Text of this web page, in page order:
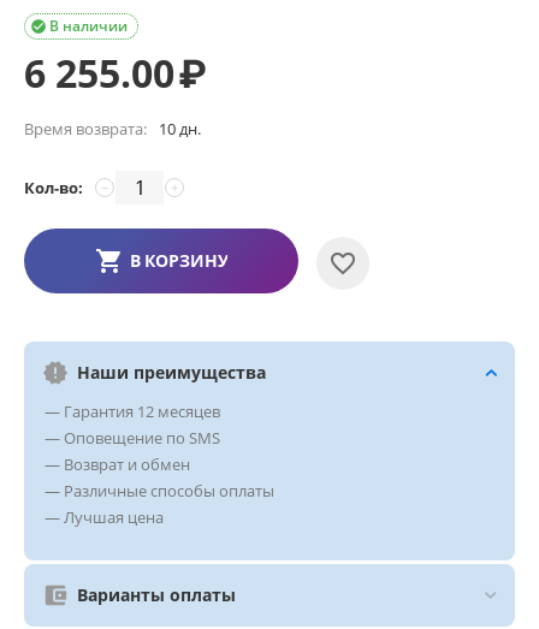
В наличии

6 255.00₽
Время возврата: 10 дн.
Кол-во: +
−
В КОРЗИНУ
Наши преимущества
— Гарантия 12 месяцев
— Оповещение по SMS
— Возврат и обмен
— Различные способы оплаты
— Лучшая цена
Варианты оплаты